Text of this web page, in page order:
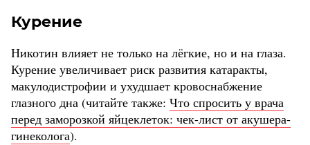
Курение
Никотин влияет не только на лёгкие, но и на глаза.
Курение увеличивает риск развития катаракты,
макулодистрофии и ухудшает кровоснабжение
глазного дна (читайте также: Что спросить у врача
перед заморозкой яйцеклеток: чек-лист от акушера-
гинеколога).